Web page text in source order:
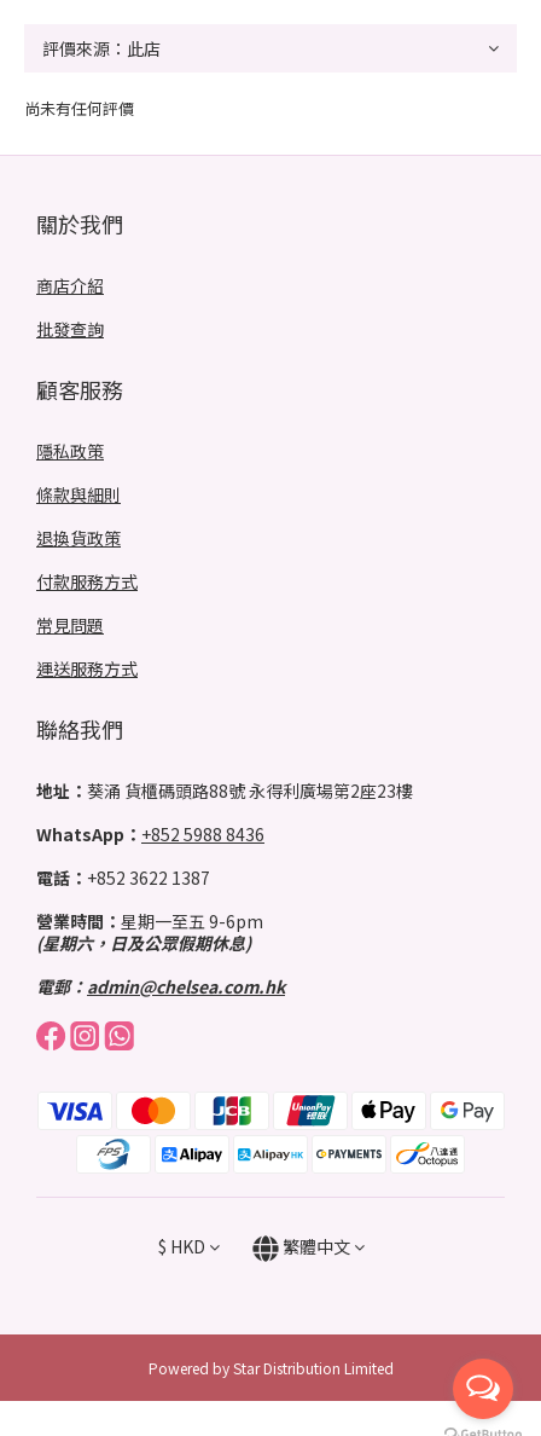
尚未有任何評價
立即購買
關於我們
商店介紹
批發查詢
顧客服務
隱私政策
條款與細則
退換貨政策
付款服務方式
常見問題
運送服務方式
聯絡我們
地址： 葵涌 貨櫃碼頭路88號 永得利廣場第2座23樓
WhatsApp： +852 5988 8436
電話： +852 3622 1387
營業時間： 星期一至五 9-6pm
(星期六，日及公眾假期休息)
電郵： admin@chelsea.com.hk
$ HKD 繁體中文
Powered by Star Distribution Limited